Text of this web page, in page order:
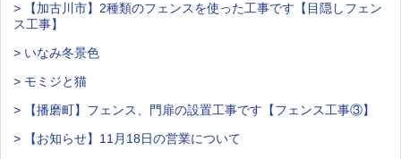
> 【加古川市】2種類のフェンスを使った工事です【目隠しフェン
ス工事】
> いなみ冬景色
> モミジと猫
> 【播磨町】フェンス、門扉の設置工事です【フェンス工事③】
> 【お知らせ】11月18日の営業について